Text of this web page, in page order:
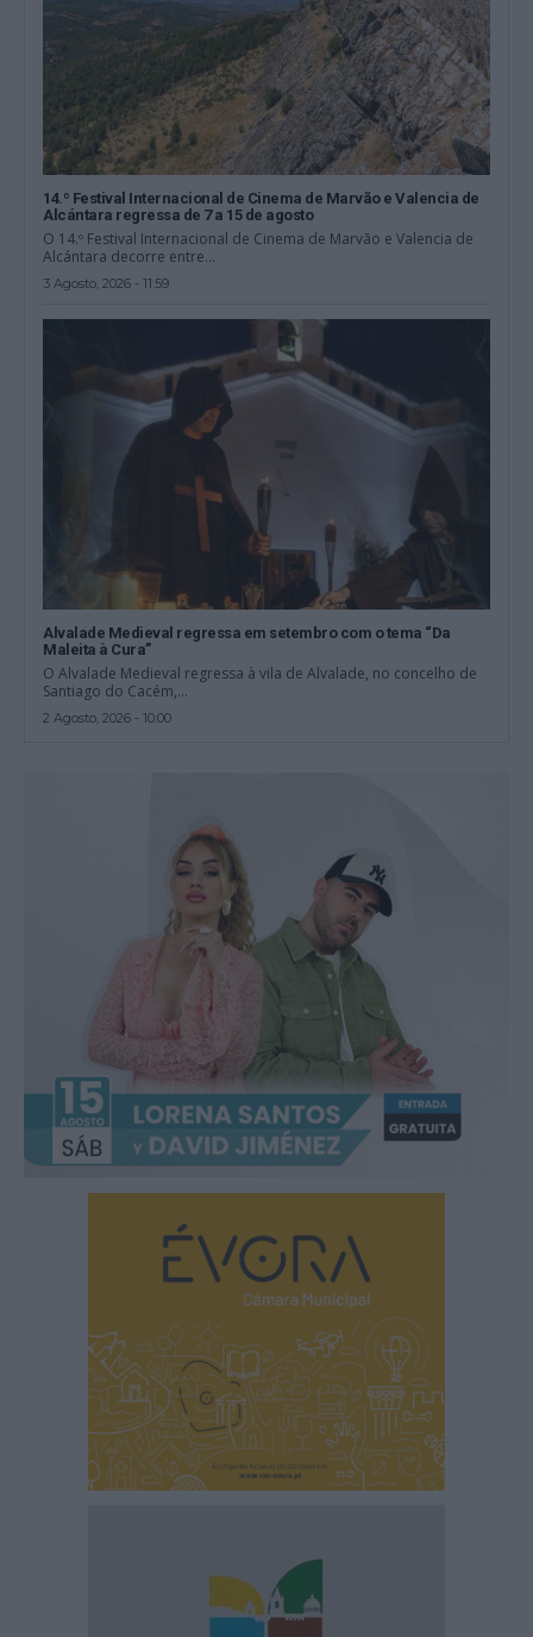
14.º Festival Internacional de Cinema de Marvão e Valencia de
Alcántara regressa de 7 a 15 de agosto
O 14.º Festival Internacional de Cinema de Marvão e Valencia de
Alcántara decorre entre...
3 Agosto, 2026 - 11:59
Alvalade Medieval regressa em setembro com o tema “Da
Maleita à Cura”
O Alvalade Medieval regressa à vila de Alvalade, no concelho de
Santiago do Cacém,...
2 Agosto, 2026 - 10:00